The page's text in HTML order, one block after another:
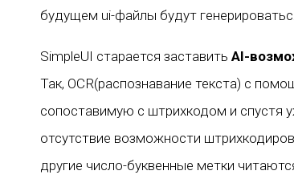
будущем ui-файлы будут
SimpleUI старается заставить AI-
Так, OCR(распознавание текста) с
сопоставимую с штрихкодом и спустя
отсутствие возможности
другие число-буквенные метки